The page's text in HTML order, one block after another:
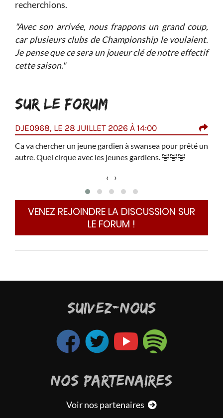
recherchions.
"Avec son arrivée, nous frappons un grand coup,
car plusieurs clubs de Championship le voulaient.
Je pense que ce sera un joueur clé de notre effectif
cette saison."
SUR LE FORUM
DJE0968, LE 28 JUILLET 2026 À 14:00
Ca va chercher un jeune gardien à swansea pour prêté un
autre. Quel cirque avec les jeunes gardiens.🤣🤣🤣
‹ ›
VENEZ REJOINDRE LA DISCUSSION SUR
LE FORUM !
SUIVEZ-NOUS
NOS PARTENAIRES
Voir nos partenaires